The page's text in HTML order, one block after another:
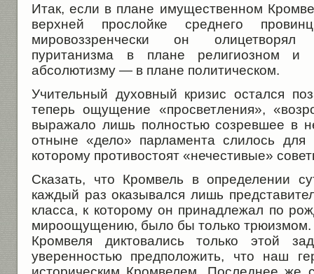
Итак, если в плане имущественном
верхней прослойке среднего
мировоззренчески он олицетворял
пуританизма в плане религиозном и
абсолютизму — в плане политическом.
Учительный духовный кризис остался
теперь ощущение «просветления»,
выражало лишь полностью созревшее в
отныне «дело» парламента слилось
которому противостоят «нечестивые»
Сказать, что Кромвель в определении
каждый раз оказывался лишь
класса, к которому он принадлежал по
мироощущению, было бы только трюизмом.
Кромвеля диктовались только этой
уверенностью предположить, что наш